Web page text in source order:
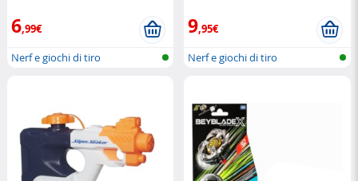
6,99€
Nerf e giochi di tiro
9,95€
Nerf e giochi di tiro